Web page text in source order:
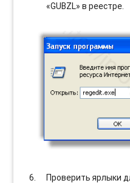
«GUBZL» в реестре.
Проверить ярлыки